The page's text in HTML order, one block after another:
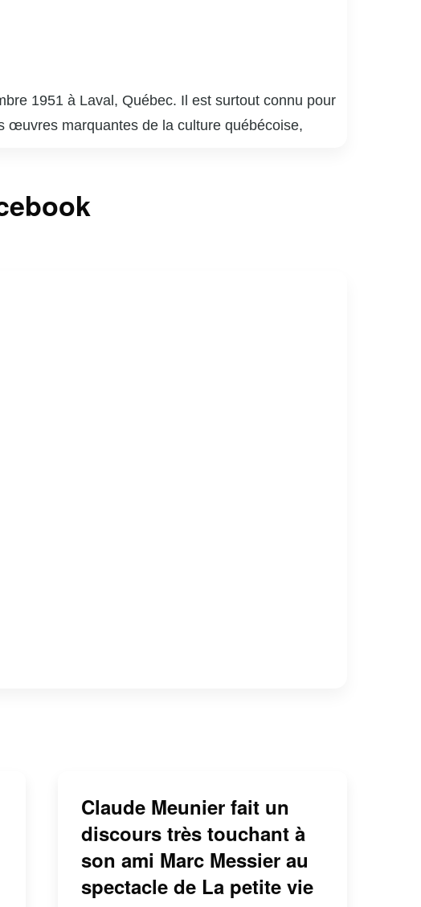
1951 à Laval, Québec. Il est surtout connu pour
œuvres marquantes de la culture québécoise,
Claude Meunier a réalisé des films et écrit
humour absurde et satire sociale, lui a valu de
Claude Meunier fait un
discours très touchant à
son ami Marc Messier au
spectacle de La petite vie